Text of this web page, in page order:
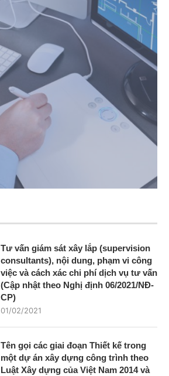
Tư vấn giám sát xây lắp (supervision
consultants), nội dung, phạm vi công
việc và cách xác chi phí dịch vụ tư vấn
(Cập nhật theo Nghị định 06/2021/NĐ-
CP)
01/02/2021
Tên gọi các giai đoạn Thiết kế trong
một dự án xây dựng công trình theo
Luật Xây dựng của Việt Nam 2014 và